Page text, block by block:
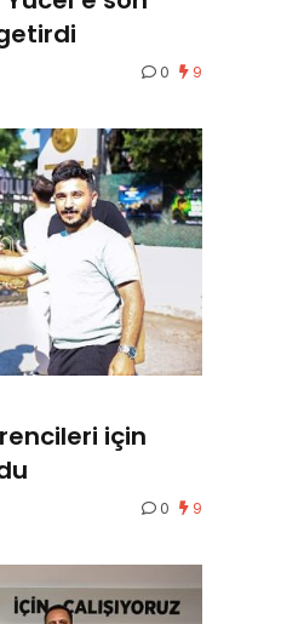
0 9
için
0 9